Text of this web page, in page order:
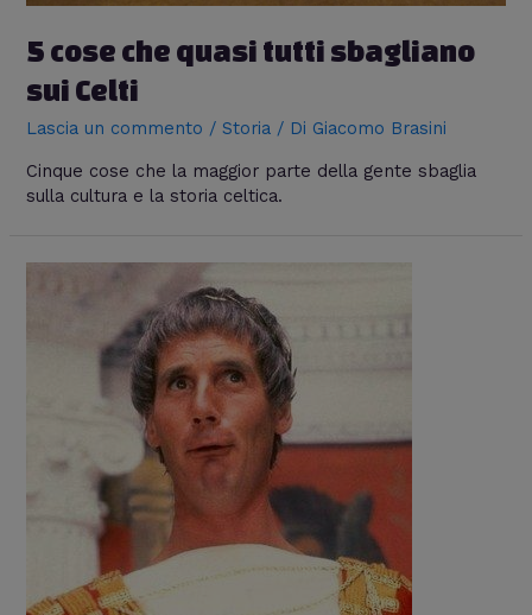
5 cose che quasi tutti sbagliano
sui Celti
Lascia un commento /Storia / Di Giacomo Brasini
Cinque cose che la maggior parte della gente sbaglia
sulla cultura e la storia celtica.